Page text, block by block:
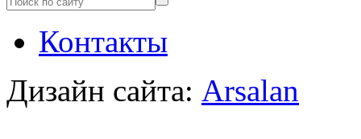
Контакты
Дизайн сайта: Arsalan